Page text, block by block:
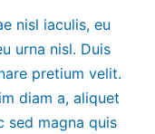
nisl iaculis, eu
urna nisl. Duis
pretium velit.
diam a, aliquet
sed magna quis